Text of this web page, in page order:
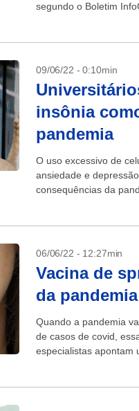
segundo o Boletim
09/06/22 - 0:10min
insônia
pandemia
O uso excessivo de
ansiedade e
consequências da
06/06/22 - 12:27min
Vacina de
da pandemia
Quando a pandemia
de casos de covid,
especialistas apontam